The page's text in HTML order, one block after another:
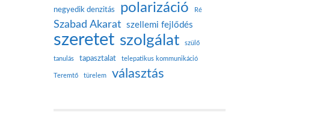
negyedik denzitás polarizáció Ré
Szabad Akarat szellemi fejlődés
szeretet szolgálat szülő
tanulás tapasztalat telepatikus kommunikáció
Teremtő türelem választás